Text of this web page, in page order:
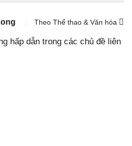
Theo Thể thao & Văn hóa
hấp dẫn trong các chủ đề liên